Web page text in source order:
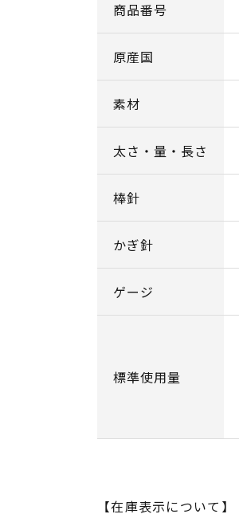
商品番号
原産国
素材
太さ・量・長さ
棒針
かぎ針
ゲージ
標準使用量
【在庫表示について】